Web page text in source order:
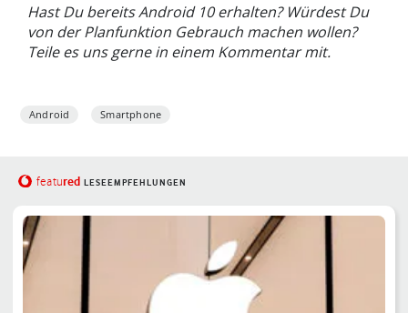
Hast Du bereits Android 10 erhalten? Würdest Du
von der Planfunktion Gebrauch machen wollen?
Teile es uns gerne in einem Kommentar mit.
Android Smartphone
featured LESEEMPFEHLUNGEN